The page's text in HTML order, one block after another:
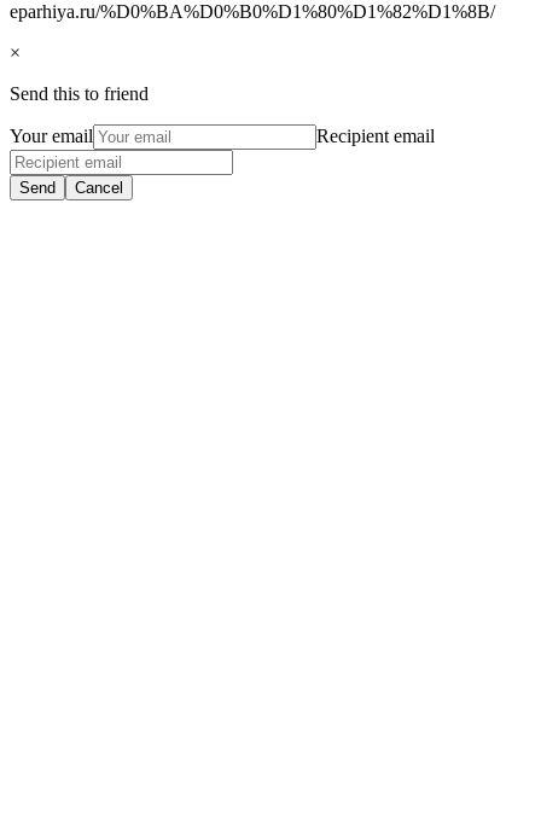
eparhiya.ru/%D0%BA%D0%B0%D1%80%D1%82%D1%8B/
×
Send this to friend
Your email Recipient email
Send Cancel